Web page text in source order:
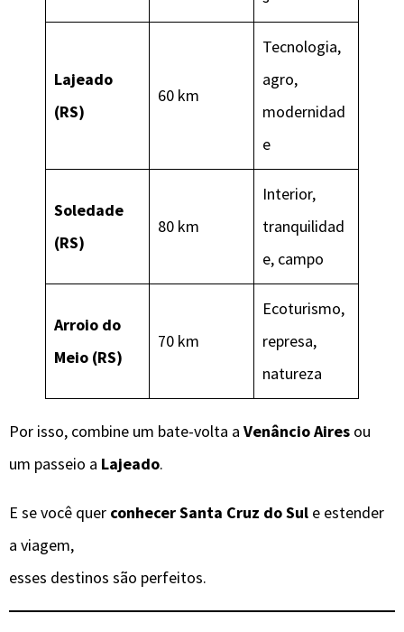
Lajeado
(RS)
60 km
Tecnologia,
agro,
modernidad
e
Soledade
(RS)
80 km
Interior,
tranquilidad
e, campo
Arroio do
Meio (RS)
70 km
Ecoturismo,
represa,
natureza
Por isso, combine um bate-volta a Venâncio Aires ou
um passeio a Lajeado.
E se você quer conhecer Santa Cruz do Sul e estender
a viagem,
esses destinos são perfeitos.